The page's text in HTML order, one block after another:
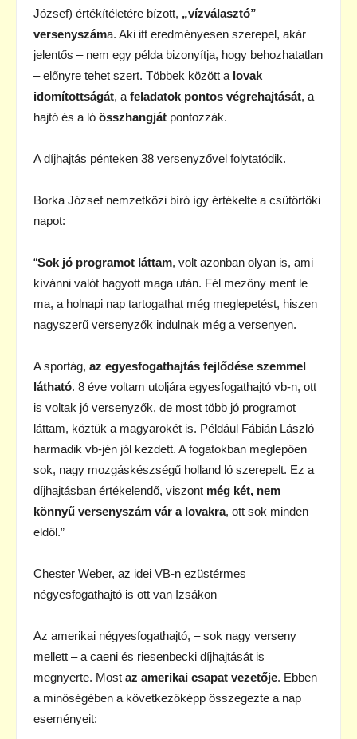
József) értékítéletére bízott, „vízválasztó”
versenyszáma. Aki itt eredményesen szerepel, akár
jelentős – nem egy példa bizonyítja, hogy behozhatatlan
– előnyre tehet szert. Többek között a lovak
idomítottságát, a feladatok pontos végrehajtását, a
hajtó és a ló összhangját pontozzák.
A díjhajtás pénteken 38 versenyzővel folytatódik.
Borka József nemzetközi bíró így értékelte a csütörtöki
napot:
“Sok jó programot láttam, volt azonban olyan is, ami
kívánni valót hagyott maga után. Fél mezőny ment le
ma, a holnapi nap tartogathat még meglepetést, hiszen
nagyszerű versenyzők indulnak még a versenyen.
A sportág, az egyesfogathajtás fejlődése szemmel
látható. 8 éve voltam utoljára egyesfogathajtó vb-n, ott
is voltak jó versenyzők, de most több jó programot
láttam, köztük a magyarokét is. Például Fábián László
harmadik vb-jén jól kezdett. A fogatokban meglepően
sok, nagy mozgáskészségű holland ló szerepelt. Ez a
díjhajtásban értékelendő, viszont még két, nem
könnyű versenyszám vár a lovakra, ott sok minden
eldől.”
Chester Weber, az idei VB-n ezüstérmes
négyesfogathajtó is ott van Izsákon
Az amerikai négyesfogathajtó, – sok nagy verseny
mellett – a caeni és riesenbecki díjhajtását is
megnyerte. Most az amerikai csapat vezetője. Ebben
a minőségében a következőképp összegezte a nap
eseményeit: